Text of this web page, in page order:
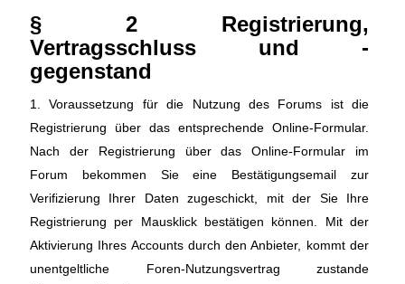
§ 2 Registrierung,
Vertragsschluss und -
gegenstand
1. Voraussetzung für die Nutzung des Forums ist die
Registrierung über das entsprechende Online-Formular.
Nach der Registrierung über das Online-Formular im
Forum bekommen Sie eine Bestätigungsemail zur
Verifizierung Ihrer Daten zugeschickt, mit der Sie Ihre
Registrierung per Mausklick bestätigen können. Mit der
Aktivierung Ihres Accounts durch den Anbieter, kommt der
unentgeltliche Foren-Nutzungsvertrag zustande